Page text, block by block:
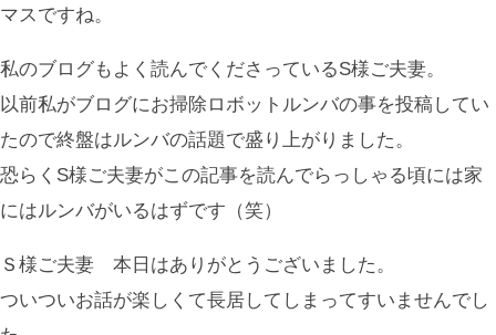
マスですね。
私のブログもよく読んでくださっているS様ご夫妻。
以前私がブログにお掃除ロボットルンバの事を投稿してい
たので終盤はルンバの話題で盛り上がりました。
恐らくS様ご夫妻がこの記事を読んでらっしゃる頃には家
にはルンバがいるはずです（笑）
Ｓ様ご夫妻 本日はありがとうございました。
ついついお話が楽しくて長居してしまってすいませんでし